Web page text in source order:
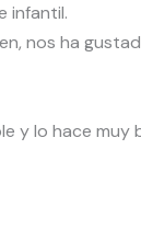
infantil.
nos ha
y lo hace